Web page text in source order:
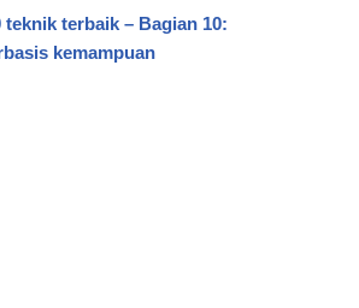
teknik terbaik – Bagian 10:
kemampuan